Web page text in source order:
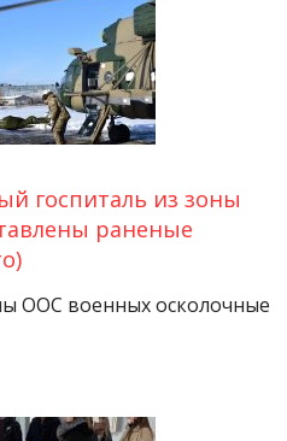
госпиталь из зоны
раненые
ООС военных осколочные